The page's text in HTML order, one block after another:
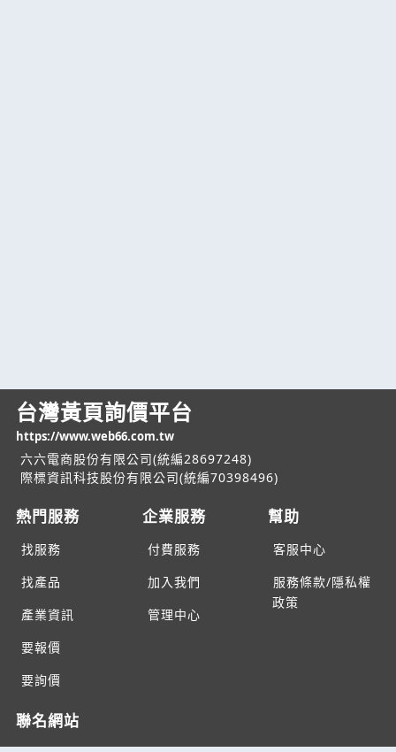
台灣黃頁詢價平台
https://www.web66.com.tw
六六電商股份有限公司(統編28697248)
際標資訊科技股份有限公司(統編70398496)
熱門服務
找服務
找產品
產業資訊
要報價
要詢價
企業服務
付費服務
加入我們
管理中心
幫助
客服中心
服務條款/隱私權
政策
聯名網站